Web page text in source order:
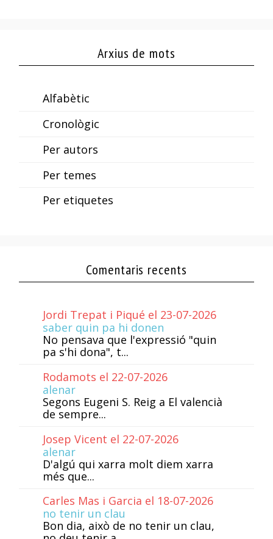
Arxius de mots
Alfabètic
Cronològic
Per autors
Per temes
Per etiquetes
Comentaris recents
Jordi Trepat i Piqué el 23-07-2026
saber quin pa hi donen
No pensava que l'expressió "quin
pa s'hi dona", t...
Rodamots el 22-07-2026
alenar
Segons Eugeni S. Reig a El valencià
de sempre...
Josep Vicent el 22-07-2026
alenar
D'algú qui xarra molt diem xarra
més que...
Carles Mas i Garcia el 18-07-2026
no tenir un clau
Bon dia, això de no tenir un clau,